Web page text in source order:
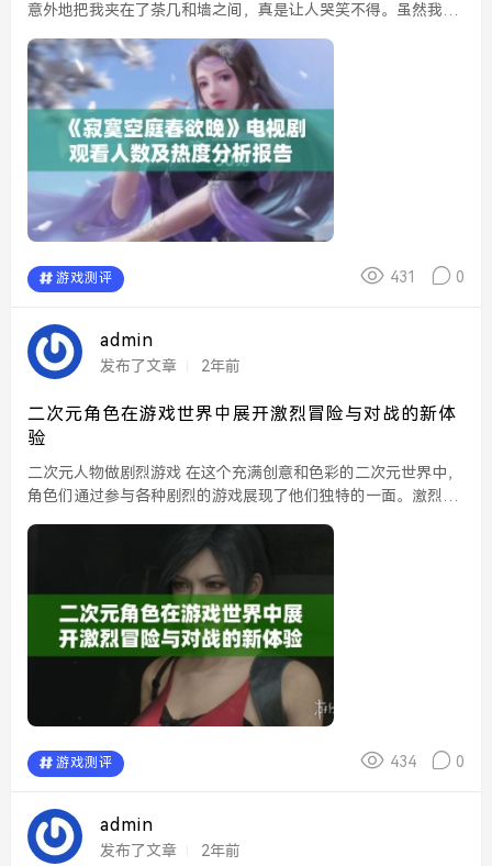
意外地把我夹在了茶几和墙之间，真是让人哭笑不得。虽然我尽
起，形成了一幅混乱的场景。...
游戏测评 431 0
admin
发布了文章 2年前
二次元角色在游戏世界中展开激烈冒险与对战的新体
验
二次元人物做剧烈游戏 在这个充满创意和色彩的二次元世界中，
角色们通过参与各种剧烈的游戏展现了他们独特的一面。激烈的
游戏测评 434 0
admin
发布了文章 2年前